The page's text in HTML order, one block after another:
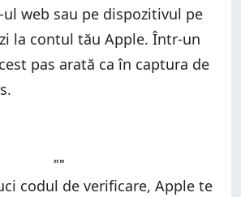
web sau pe dispozitivul pe
la contul tău Apple. Într-un
pas arată ca în captura de
""
codul de verificare, Apple te